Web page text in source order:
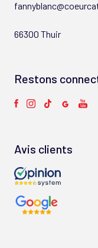
66300 Thuir
Restons
Avis clients